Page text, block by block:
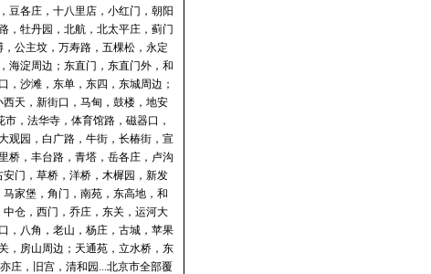
豆各庄，十八里店，小红门，朝阳
，牡丹园，北航，北太平庄，蓟门
公主坟，万寿路，五棵松，永定
海淀周边；东直门，东直门外，和
沙滩，东单，东四，东城周边；
天，新街口，马甸，鼓楼，地安
，法华寺，体育馆路，磁器口，
观园，白广路，牛街，长椿街，宣
桥，丰台路，青塔，岳各庄，卢沟
门，草桥，洋桥，木樨园，新发
家堡，角门，南苑，东高地，和
仓，西门，乔庄，东关，运河大
，八角，老山，杨庄，古城，苹果
，房山周边；天通苑，立水桥，东
庄，旧宫，清和园...北京市全部覆